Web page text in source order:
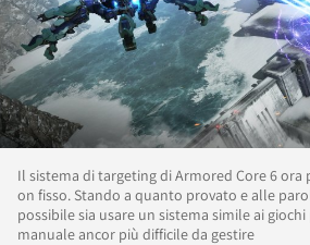
Il sistema di targeting di Armored Core 6 ora
on fisso. Stando a quanto provato e alle
possibile sia usare un sistema simile ai
manuale ancor più difficile da gestire